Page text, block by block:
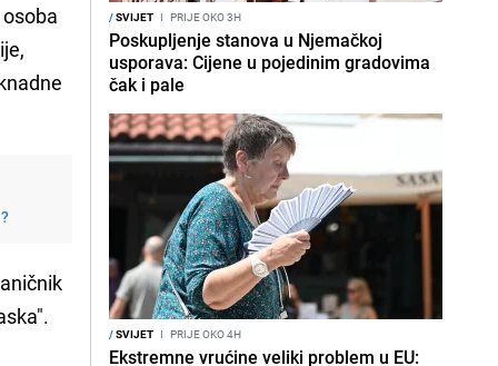
/SVIJET I PRIJE OKO 3H
Poskupljenje stanova u Njemačkoj
usporava: Cijene u pojedinim gradovima
čak i pale
/SVIJET I PRIJE OKO 4H
Ekstremne vrućine veliki problem u EU: